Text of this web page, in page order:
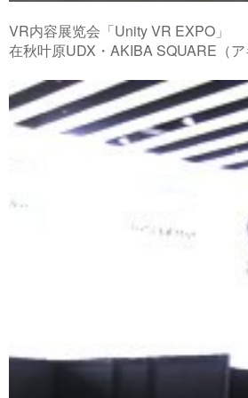
VR内容展览会「Unity VR EXPO」
在秋叶原UDX・AKIBA SQUARE（